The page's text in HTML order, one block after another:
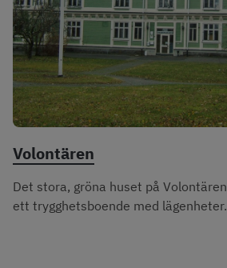
Volontären
Det stora, gröna huset på
ett trygghetsboende med